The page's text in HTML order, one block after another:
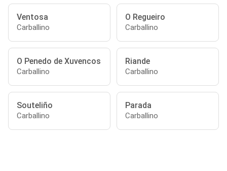
Ventosa
Carballino
O Regueiro
Carballino
O Penedo de Xuvencos
Carballino
Riande
Carballino
Souteliño
Carballino
Parada
Carballino